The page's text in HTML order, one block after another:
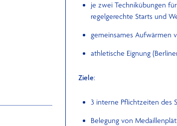
je zwei Technikübungen
regelgerechte Starts und
gemeinsames Aufwärmen
athletische Eignung
Ziele:
3 interne Pflichtzeiten des
Belegung von